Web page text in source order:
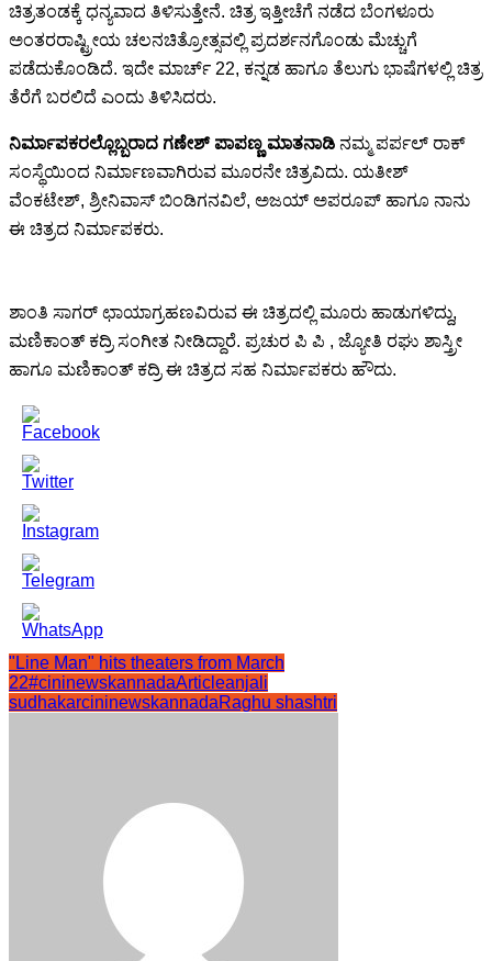
ಚಿತ್ರತಂಡಕ್ಕೆ ಧನ್ಯವಾದ ತಿಳಿಸುತ್ತೇನೆ. ಚಿತ್ರ ಇತ್ತೀಚೆಗೆ ನಡೆದ ಬೆಂಗಳೂರು
ಅಂತರರಾಷ್ಟ್ರೀಯ ಚಲನಚಿತ್ರೋತ್ಸವಲ್ಲಿ ಪ್ರದರ್ಶನಗೊಂಡು ಮೆಚ್ಚುಗೆ
ಪಡೆದುಕೊಂಡಿದೆ. ಇದೇ ಮಾರ್ಚ್ 22, ಕನ್ನಡ ಹಾಗೂ ತೆಲುಗು ಭಾಷೆಗಳಲ್ಲಿ ಚಿತ್ರ
ತೆರೆಗೆ ಬರಲಿದೆ ಎಂದು ತಿಳಿಸಿದರು.
ನಿರ್ಮಾಪಕರಲ್ಲೊಬ್ಬರಾದ ಗಣೇಶ್ ಪಾಪಣ್ಣ ಮಾತನಾಡಿ ನಮ್ಮ ಪರ್ಪಲ್ ರಾಕ್
ಸಂಸ್ಥೆಯಿಂದ ನಿರ್ಮಾಣವಾಗಿರುವ ಮೂರನೇ ಚಿತ್ರವಿದು. ಯತೀಶ್
ವೆಂಕಟೇಶ್, ಶ್ರೀನಿವಾಸ್ ಬಿಂಡಿಗನವಿಲೆ, ಅಜಯ್ ಅಪರೂಪ್ ಹಾಗೂ ನಾನು
ಈ ಚಿತ್ರದ ನಿರ್ಮಾಪಕರು.
ಶಾಂತಿ ಸಾಗರ್ ಛಾಯಾಗ್ರಹಣವಿರುವ ಈ ಚಿತ್ರದಲ್ಲಿ ಮೂರು ಹಾಡುಗಳಿದ್ದು,
ಮಣಿಕಾಂತ್ ಕದ್ರಿ ಸಂಗೀತ ನೀಡಿದ್ದಾರೆ. ಪ್ರಚುರ ಪಿ ಪಿ , ಜ್ಯೋತಿ ರಘು ಶಾಸ್ತ್ರೀ
ಹಾಗೂ ಮಣಿಕಾಂತ್ ಕದ್ರಿ ಈ ಚಿತ್ರದ ಸಹ ನಿರ್ಮಾಪಕರು ಹೌದು.
"Line Man" hits theaters from March
22#cininewskannadaArticleanjali
sudhakarcininewskannadaRaghu shashtri